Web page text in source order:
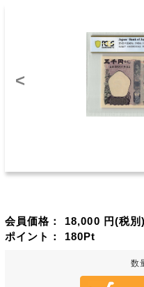
<
会員価格： 18,000 円(税別)
ポイント： 180Pt
数